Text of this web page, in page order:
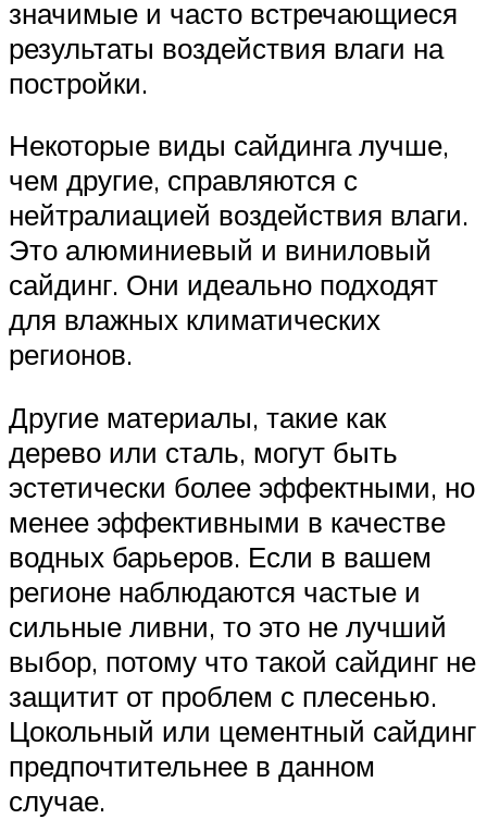
значимые и часто встречающиеся
результаты воздействия влаги на
постройки.
Некоторые виды сайдинга лучше,
чем другие, справляются с
нейтралиацией воздействия влаги.
Это алюминиевый и виниловый
сайдинг. Они идеально подходят
для влажных климатических
регионов.
Другие материалы, такие как
дерево или сталь, могут быть
эстетически более эффектными, но
менее эффективными в качестве
водных барьеров. Если в вашем
регионе наблюдаются частые и
сильные ливни, то это не лучший
выбор, потому что такой сайдинг не
защитит от проблем с плесенью.
Цокольный или цементный сайдинг
предпочтительнее в данном
случае.